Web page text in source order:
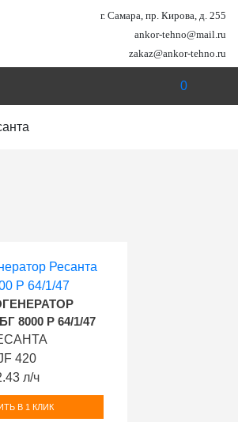
г. Самара, пр. Кирова, д. 255
ankor-tehno@mail.ru
zakaz@ankor-tehno.ru
0
8000 Р 64/1/47
420
л/ч
В 1 КЛИК